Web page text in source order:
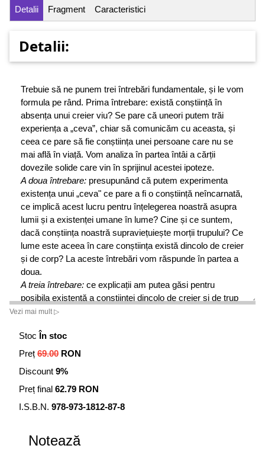
Detalii Fragment Caracteristici
Detalii:
Trebuie să ne punem trei întrebări fundamentale, și le vom
formula pe rând. Prima întrebare: există conștiință în
absența unui creier viu? Se pare că uneori putem trăi
experiența a „ceva”, chiar să comunicăm cu aceasta, și
ceea ce pare să fie conștiința unei persoane care nu se
mai află în viață. Vom analiza în partea întâi a cărții
dovezile solide care vin în sprijinul acestei ipoteze.
A doua întrebare: presupunând că putem experimenta
existența unui „ceva" ce pare a fi o conștiință neîncarnată,
ce implică acest lucru pentru înțelegerea noastră asupra
lumii și a existenței umane în lume? Cine și ce suntem,
dacă conștiința noastră supraviețuiește morții trupului? Ce
lume este aceea în care conștiința există dincolo de creier
și de corp? La aceste întrebări vom răspunde în partea a
doua.
A treia întrebare: ce explicații am putea găsi pentru
posibila existență a conștiinței dincolo de creier și de trup
sau pentru contactul și comunicarea cu o astfel de
descoperiri științifice? Vom analiza această întrebare în
partea a treia.
dincolo de puterea de înțelegere a științei. Știm că există
experiențe conștiente care se produc în lipsa temporară a
activității creierului: așa numitele EMC - experiențe ale
a funcțiilor creierului - după moartea individului? Trebuie
Vezi mai mult ▷
Stoc În stoc
Preț 69.00 RON
Discount 9%
Preț final 62.79 RON
I.S.B.N. 978-973-1812-87-8
Notează